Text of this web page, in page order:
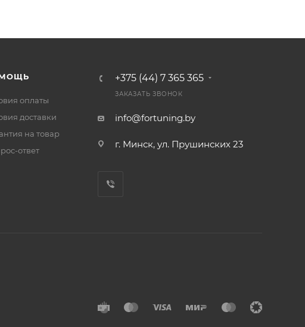
оплаты
доставки
на товар
ответ
+375 (44) 7 365 365
ЗАКАЗАТЬ ЗВОНОК
info@fortuning.by
г. Минск, ул. Прушинских 23